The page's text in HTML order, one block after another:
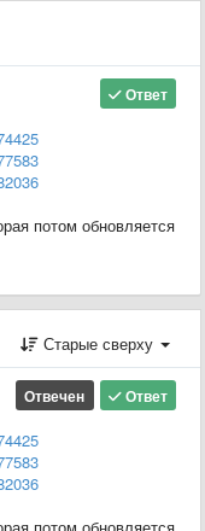
Ответ
потом обновляется
Старые сверху
Ответ
Отвечен
потом обновляется